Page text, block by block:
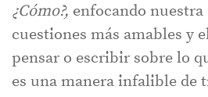
¿Cómo?, enfocando
cuestiones más amables y
pensar o escribir sobre lo
es una manera infalible de